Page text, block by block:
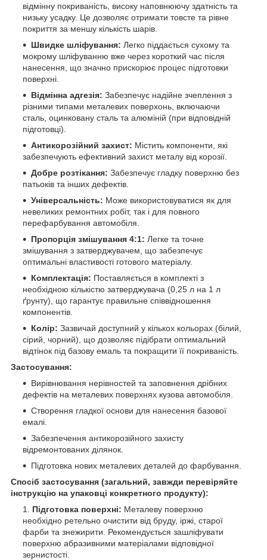
відмінну покриваність, високу наповнюючу здатність та
низьку усадку. Це дозволяє отримати товсте та рівне
покриття за меншу кількість шарів.
Швидке шліфування: Легко піддається сухому та
мокрому шліфуванню вже через короткий час після
нанесення, що значно прискорює процес підготовки
поверхні.
Відмінна адгезія: Забезпечує надійне зчеплення з
різними типами металевих поверхонь, включаючи
сталь, оцинковану сталь та алюміній (при відповідній
підготовці).
Антикорозійний захист: Містить компоненти, які
забезпечують ефективний захист металу від корозії.
Добре розтікання: Забезпечує гладку поверхню без
патьоків та інших дефектів.
Універсальність: Може використовуватися як для
невеликих ремонтних робіт, так і для повного
перефарбування автомобіля.
Пропорція змішування 4:1: Легке та точне
змішування з затверджувачем, що забезпечує
оптимальні властивості готового матеріалу.
Комплектація: Поставляється в комплекті з
необхідною кількістю затверджувача (0,25 л на 1 л
ґрунту), що гарантує правильне співвідношення
компонентів.
Колір: Зазвичай доступний у кількох кольорах (білий,
сірий, чорний), що дозволяє підібрати оптимальний
відтінок під базову емаль та покращити її покриваність.
Застосування:
Вирівнювання нерівностей та заповнення дрібних
дефектів на металевих поверхнях кузова автомобіля.
Створення гладкої основи для нанесення базової
емалі.
Забезпечення антикорозійного захисту
відремонтованих ділянок.
Підготовка нових металевих деталей до фарбування.
Спосіб застосування (загальний, завжди перевіряйте
інструкцію на упаковці конкретного продукту):
Підготовка поверхні: Металеву поверхню
необхідно ретельно очистити від бруду, іржі, старої
фарби та знежирити. Рекомендується зашліфувати
поверхню абразивними матеріалами відповідної
зернистості.